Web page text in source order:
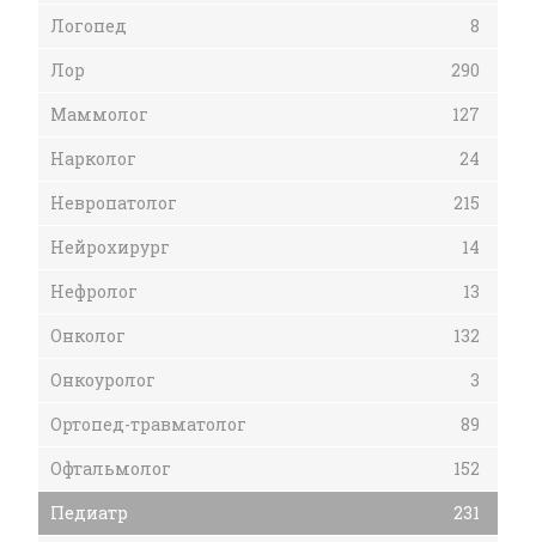
Логопед
8
Лор
290
Маммолог
127
Нарколог
24
Невропатолог
215
Нейрохирург
14
Нефролог
13
Онколог
132
Онкоуролог
3
Ортопед-травматолог
89
Офтальмолог
152
Педиатр
231